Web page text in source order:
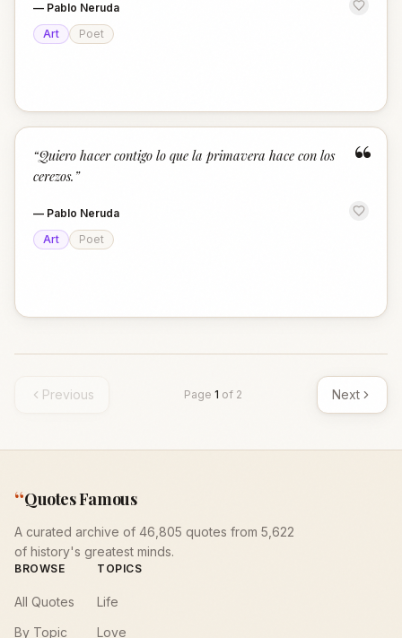
— Pablo Neruda
Art
Poet
“
“Quiero hacer contigo lo que la primavera hace con los
cerezos. ”
— Pablo Neruda
Art
Poet
Previous Page 1 of 2 Next
“Quotes Famous
A curated archive of 46,805 quotes from 5,622
of history's greatest minds.
BROWSE
All Quotes
By Topic
TOPICS
Life
Love